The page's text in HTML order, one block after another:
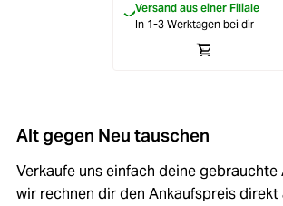
Versand aus einer Filiale
In 1-3 Werktagen bei dir
Alt gegen Neu tauschen
Verkaufe uns einfach deine gebrauchte
wir rechnen dir den Ankaufspreis direkt